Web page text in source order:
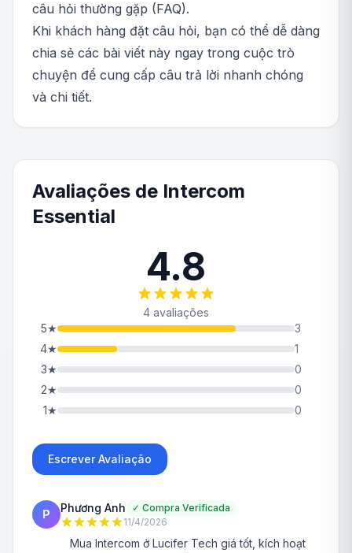
câu hỏi thường gặp (FAQ).
Khi khách hàng đặt câu hỏi, bạn có thể dễ dàng
chia sẻ các bài viết này ngay trong cuộc trò
chuyện để cung cấp câu trả lời nhanh chóng
và chi tiết.
Avaliações de Intercom
Essential
4.8
4 avaliações
5★
3
4★
1
3★
0
2★
0
1★ 0
Escrever Avaliação
P Phương Anh ✓ Compra Verificada
11/4/2026
Mua Intercom ở Lucifer Tech giá tốt, kích hoạt